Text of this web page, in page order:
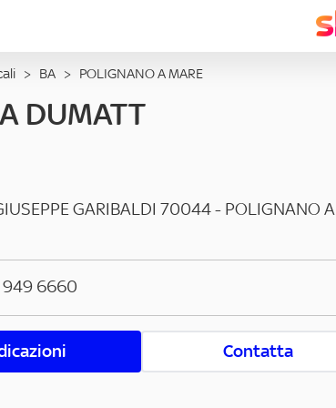
> BA > POLIGNANO A MARE
DUMATT
GARIBALDI 70044- POLIGNANO A
6660
Contatta